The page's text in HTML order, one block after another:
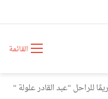
القائمة
للراحل “عبد القادر علولة “